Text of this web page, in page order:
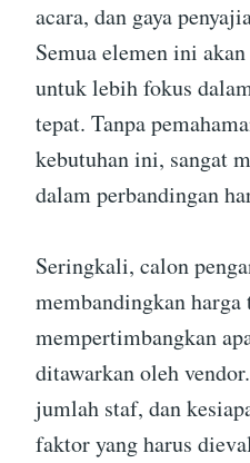
acara, dan gaya
Semua elemen ini
untuk lebih fokus
tepat. Tanpa
kebutuhan ini, sangat
dalam perbandingan
Seringkali, calon
membandingkan harga
mempertimbangkan
ditawarkan oleh
jumlah staf, dan
faktor yang harus